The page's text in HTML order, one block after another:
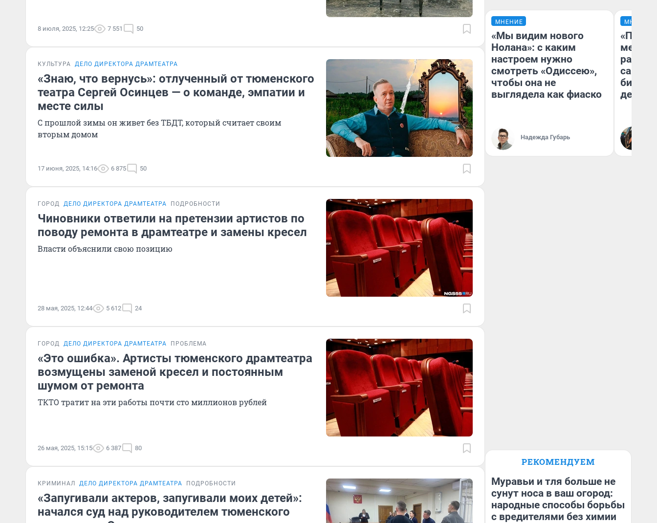
8 июля, 2025, 12:25 7 551 50
КУЛЬТУРА ДЕЛО ДИРЕКТОРА ДРАМТЕАТРА
«Знаю, что вернусь»: отлученный от тюменского
театра Сергей Осинцев — о команде, эмпатии и
месте силы
С прошлой зимы он живет без ТБДТ, который считает своим
вторым домом
17 июня, 2025, 14:16 6 875 50
ГОРОД ДЕЛО ДИРЕКТОРА ДРАМТЕАТРА ПОДРОБНОСТИ
Чиновники ответили на претензии артистов по
поводу ремонта в драмтеатре и замены кресел
Власти объяснили свою позицию
28 мая, 2025, 12:44 5 612 24
ГОРОД ДЕЛО ДИРЕКТОРА ДРАМТЕАТРА ПРОБЛЕМА
«Это ошибка». Артисты тюменского драмтеатра
возмущены заменой кресел и постоянным
шумом от ремонта
ТКТО тратит на эти работы почти сто миллионов рублей
26 мая, 2025, 15:15 6 387 80
КРИМИНАЛ ДЕЛО ДИРЕКТОРА ДРАМТЕАТРА ПОДРОБНОСТИ
«Запугивали актеров, запугивали моих детей»:
начался суд над руководителем тюменского
МНЕНИЕ
«Мы видим нового
Нолана»: с каким
настроем нужно
смотреть «Одиссею»,
чтобы она не
выглядела как фиаско
Надежда Губарь
МНЕНИЕ
самом
РЕКОМЕНДУЕМ
Муравьи и тля больше не
сунут носа в ваш огород:
народные способы борьбы
с вредителями без химии